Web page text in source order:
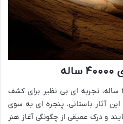
بازدید از هنر صخره ای ۴۰۰۰۰ ساله، تجربه ای بی نظیر برای کشف
آثار باستانی، پنجره ای به سوی
و درک عمیقی از چگونگی آغاز هنر